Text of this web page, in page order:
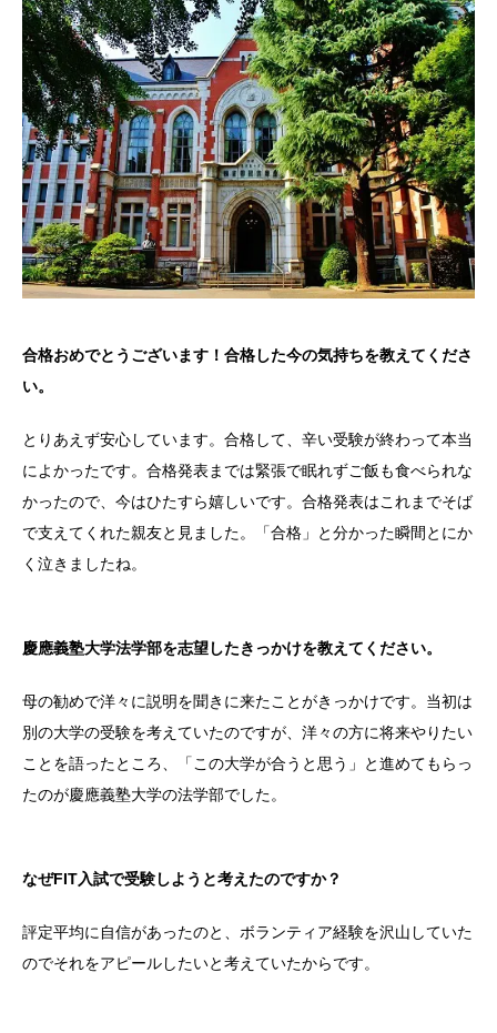
合格おめでとうございます！合格した今の気持ちを教えてくださ
い。
とりあえず安心しています。合格して、辛い受験が終わって本当
によかったです。合格発表までは緊張で眠れずご飯も食べられな
かったので、今はひたすら嬉しいです。合格発表はこれまでそば
で支えてくれた親友と見ました。「合格」と分かった瞬間とにか
く泣きましたね。
慶應義塾大学法学部を志望したきっかけを教えてください。
母の勧めで洋々に説明を聞きに来たことがきっかけです。当初は
別の大学の受験を考えていたのですが、洋々の方に将来やりたい
ことを語ったところ、「この大学が合うと思う」と進めてもらっ
たのが慶應義塾大学の法学部でした。
なぜFIT入試で受験しようと考えたのですか？
評定平均に自信があったのと、ボランティア経験を沢山していた
のでそれをアピールしたいと考えていたからです。